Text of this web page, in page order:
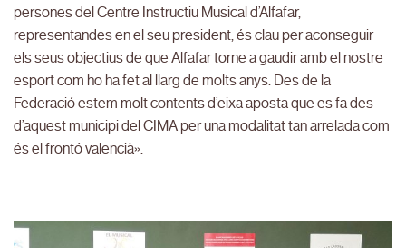
persones del Centre Instructiu Musical d’Alfafar,
representandes en el seu president, és clau per aconseguir
els seus objectius de que Alfafar torne a gaudir amb el nostre
esport com ho ha fet al llarg de molts anys. Des de la
Federació estem molt contents d’eixa aposta que es fa des
d’aquest municipi del CIMA per una modalitat tan arrelada com
és el frontó valencià».